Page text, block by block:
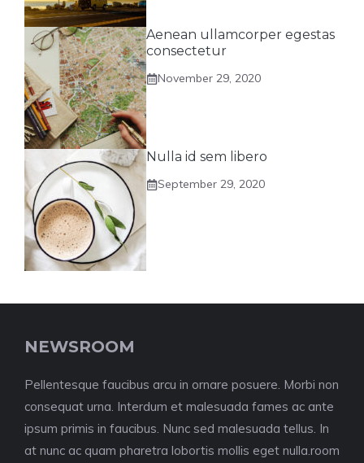
Aenean ullamcorper egestas
consectetur
November 29, 2020
Nulla id sem libero
September 29, 2020
NEWSROOM
Pellentesque faucibus arcu in ornare posuere. Morbi non
consequat urna. Interdum et malesuada fames ac ante
ipsum primis in faucibus. Nunc sed malesuada tellus. In
at nunc ac quam pharetra lobortis mollis eget nulla.room